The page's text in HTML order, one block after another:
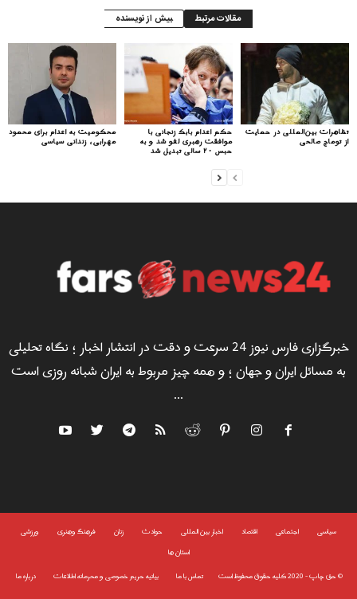
مقالات مرتبط بیش از نویسنده
محکومیت به اعدام برای محمود
مهرابی، زندانی سیاسی
حکم اعدام بابک زنجانی با
موافقت رهبری لغو شد و به
حبس ۲۰ سالی تبدیل شد
تظاهرات بین‌المللی در حمایت
از توماج صالحی
خبرگزاری فارس نیوز 24 سرعت و دقت در انتشار اخبار ؛ نگاه تحلیلی
به مسائل ایران و جهان ؛ و همه چیز مربوط به ایران شبانه روزی است
...
سياسى اجتماعی اقتصاد اخبار بین المللی حوادث زنان فرهنگ وهنری
ورزشی
استان ها
©
تماس با ما بیانیه حریم خصوصی و محرمانه اطلاعات درباره ما حق چاپ - 2020 کلیه حقوق محفوظ است